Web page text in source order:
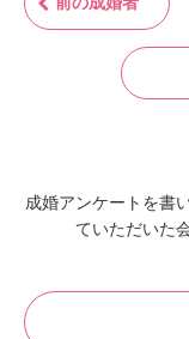
成婚アンケートを書
ていただいた